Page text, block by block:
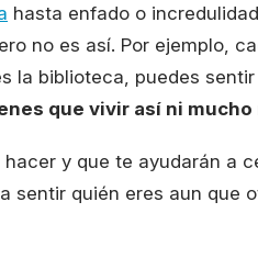
hasta enfado o
no es así. Por ejemplo,
la biblioteca, puedes
que vivir así ni mucho
y que te ayudarán a
sentir quién eres aun que